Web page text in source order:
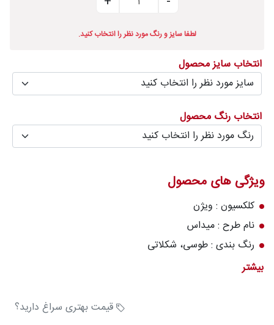
پرسش
های
متداول
رویه‌های
بازگرداندن
لطفا سایز و رنگ مورد نظر را انتخاب کنید.
انتخاب سایز محصول
انتخاب رنگ محصول
ویژگی های محصول
کلکسیون : ویژن
نام طرح : میداس
رنگ بندی : طوسی، شکلاتی
تعداد رنگ : 8 رنگ
بیشتر
قیمت بهتری سراغ دارید؟